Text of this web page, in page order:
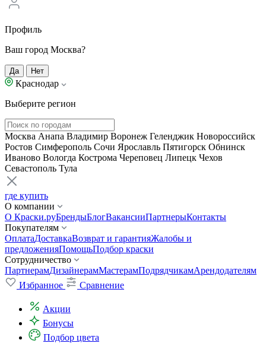
Профиль
Ваш город Москва?
Да Нет
Краснодар
Выберите регион
Москва Анапа Владимир Воронеж Геленджик Новороссийск
Ростов Симферополь Сочи Ярославль Пятигорск Обнинск
Иваново Вологда Кострома Череповец Липецк Чехов
Севастополь Тула
где купить
О компании
О Краски.руБрендыБлогВакансииПартнерыКонтакты
Покупателям
ОплатаДоставкаВозврат и гарантияЖалобы и
предложенияПомощьПодбор краски
Сотрудничество
ПартнерамДизайнерамМастерамПодрядчикамАрендодателям
Избранное
Сравнение
Акции
Бонусы
Подбор цвета